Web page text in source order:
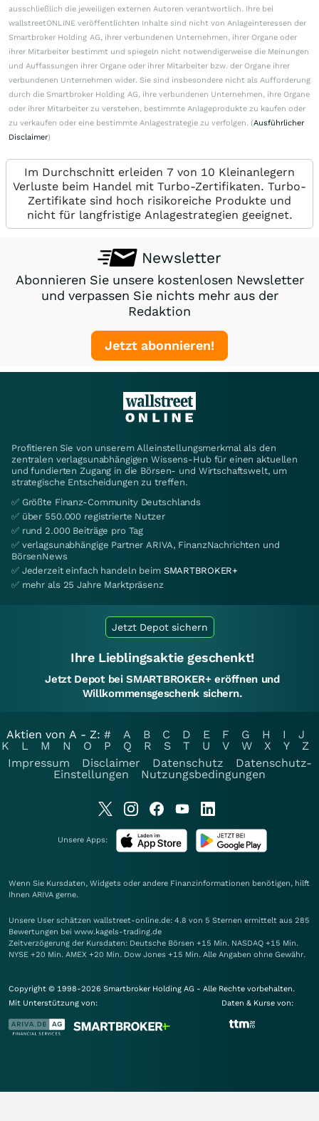
ausschließlich die jeweiligen externen Autoren verantwortlich. Ihre bei
wallstreetONLINE veröffentlichten Inhalte sind nicht von Anlageinteressen der
Smartbroker Holding AG, ihrer verbundenen Unternehmen, ihrer Organe oder
ihrer Mitarbeiter bestimmt und spiegeln nicht notwendigerweise die Meinungen
und Auffassungen ihrer Organe oder ihrer Mitarbeiter bzw. der Organe ihrer
verbundenen Unternehmen wider. Sie sind insbesondere nicht als Aufforderung
durch die Smartbroker Holding AG, ihre verbundenen Unternehmen, ihre Organe
oder ihrer Mitarbeiter zu verstehen, bestimmte Anlageprodukte zu kaufen oder
zu verkaufen oder eine bestimmte Anlagestrategie zu verfolgen. (Ausführlicher
Disclaimer)
Im Durchschnitt erleiden 7 von 10 Kleinanlegern
Verluste beim Handel mit Turbo-Zertifikaten. Turbo-
Zertifikate sind hoch risikoreiche Produkte und
nicht für langfristige Anlagestrategien geeignet.
Newsletter
Abonnieren Sie unsere kostenlosen Newsletter
und verpassen Sie nichts mehr aus der
Redaktion
Jetzt abonnieren!
Profitieren Sie von unserem Alleinstellungsmerkmal als den
zentralen verlagsunabhängigen Wissens-Hub für einen aktuellen
und fundierten Zugang in die Börsen- und Wirtschaftswelt, um
strategische Entscheidungen zu treffen.
✅ Größte Finanz-Community Deutschlands
✅ über 550.000 registrierte Nutzer
✅ rund 2.000 Beiträge pro Tag
✅ verlagsunabhängige Partner ARIVA, FinanzNachrichten und
BörsenNews
✅ Jederzeit einfach handeln beim SMARTBROKER+
✅ mehr als 25 Jahre Marktpräsenz
Jetzt Depot sichern
Ihre Lieblingsaktie geschenkt!
Jetzt Depot bei SMARTBROKER+ eröffnen und
Willkommensgeschenk sichern.
Aktien von A - Z: # A B C D E F G H I
J
K
L M N O P Q R S T U V W X Y
Z
Impressum
Disclaimer Datenschutz
Datenschutz-
Einstellungen
Nutzungsbedingungen
Unsere Apps:
Wenn Sie Kursdaten, Widgets oder andere Finanzinformationen benötigen, hilft
Ihnen ARIVA gerne.
Unsere User schätzen wallstreet-online.de: 4.8 von 5 Sternen ermittelt aus 285
Bewertungen bei www.kagels-trading.de
Zeitverzögerung der Kursdaten: Deutsche Börsen +15 Min. NASDAQ +15 Min.
NYSE +20 Min. AMEX +20 Min. Dow Jones +15 Min. Alle Angaben ohne Gewähr.
Copyright © 1998-2026 Smartbroker Holding AG - Alle Rechte vorbehalten.
Mit Unterstützung von:
Daten & Kurse von: